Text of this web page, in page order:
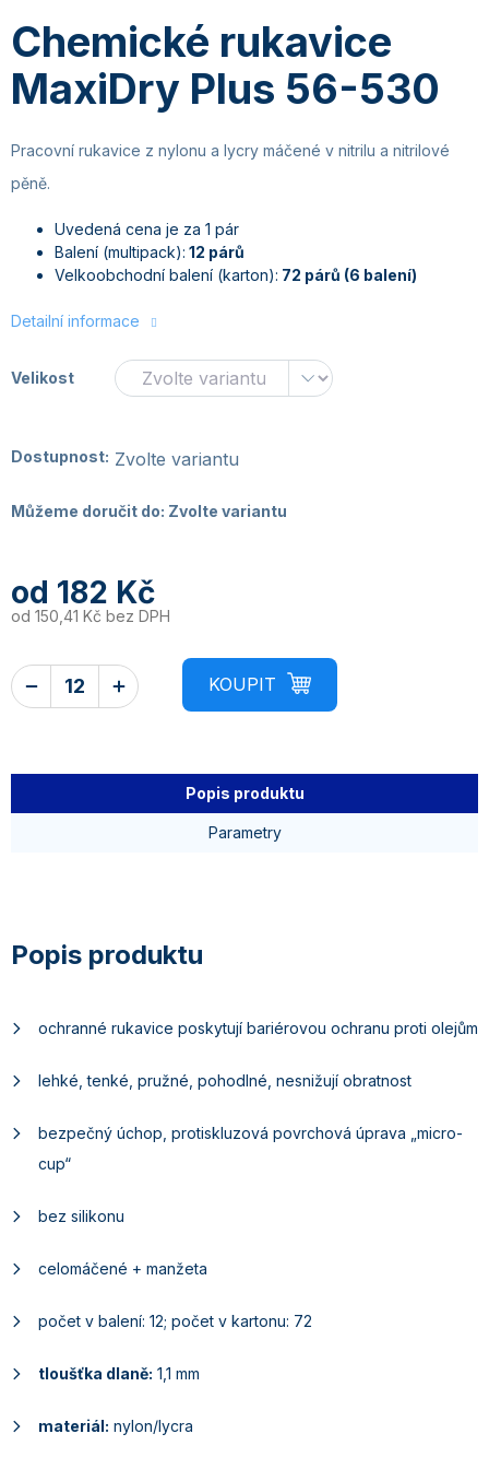
Chemické rukavice
MaxiDry Plus 56-530
Pracovní rukavice z nylonu a lycry máčené v nitrilu a nitrilové
pěně.
Uvedená cena je za 1 pár
Balení (multipack): 12 párů
Velkoobchodní balení (karton): 72 párů (6 balení)
Detailní informace
Velikost
Dostupnost: Zvolte variantu
Můžeme doručit do: Zvolte variantu
od 182 Kč
od 150,41 Kč bez DPH
Popis produktu
Parametry
ochranné rukavice poskytují bariérovou ochranu proti olejům
lehké, tenké, pružné, pohodlné, nesnižují obratnost
bezpečný úchop, protiskluzová povrchová úprava „micro-
cup“
bez silikonu
celomáčené + manžeta
počet v balení: 12; počet v kartonu: 72
tloušťka dlaně: 1,1 mm
materiál: nylon/lycra